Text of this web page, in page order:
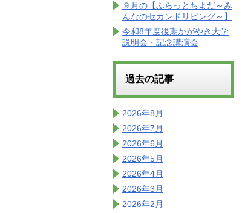
９月の【ふらっとちよだ～み
んなのセカンドリビング～】
令和8年度後期かがやき大学
説明会・記念講演会
過去の記事
2026年8月
2026年7月
2026年6月
2026年5月
2026年4月
2026年3月
2026年2月